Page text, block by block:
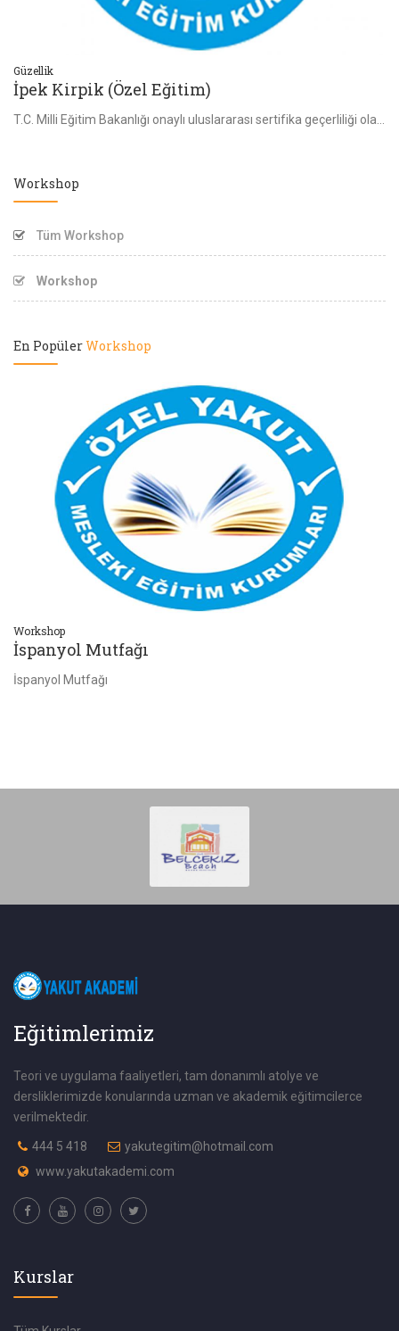
Güzellik
İpek Kirpik (Özel Eğitim)
Workshop
Tüm Workshop
Workshop
En PopülerWorkshop
Workshop
İspanyol Mutfağı
İspanyol Mutfağı
Eğitimlerimiz
Teori ve uygulama faaliyetleri, tam donanımlı atolye ve
dersliklerimizde konularında uzman ve akademik eğitimcilerce
verilmektedir.
444 5 418
yakutegitim@hotmail.com
www.yakutakademi.com
Kurslar